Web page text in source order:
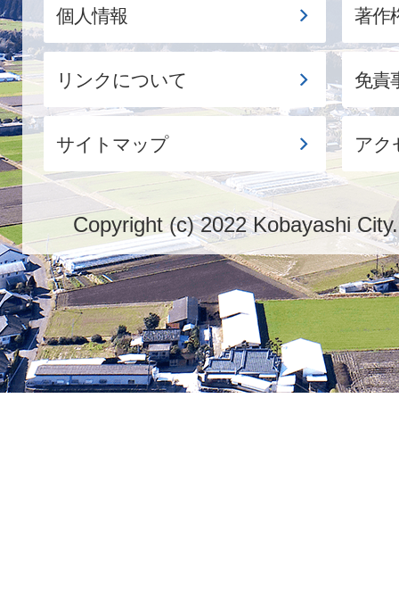
個人情報 著作
リンクについて 免責
サイトマップ アク
Copyright (c) 2022 Kobayashi